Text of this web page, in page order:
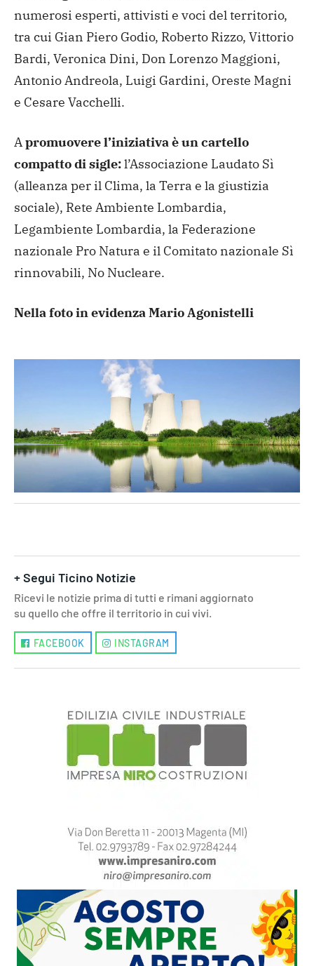
numerosi esperti, attivisti e voci del territorio,
tra cui Gian Piero Godio, Roberto Rizzo, Vittorio
Bardi, Veronica Dini, Don Lorenzo Maggioni,
Antonio Andreola, Luigi Gardini, Oreste Magni
e Cesare Vacchelli.
Apromuovere l’iniziativa è un cartello
compatto di sigle:l’Associazione Laudato Sì
(alleanza per il Clima, la Terra e la giustizia
sociale), Rete Ambiente Lombardia,
Legambiente Lombardia, la Federazione
nazionale Pro Natura e il Comitato nazionale Sì
rinnovabili, No Nucleare.
Nella foto in evidenza Mario Agonistelli
+ Segui Ticino Notizie
Ricevi le notizie prima di tutti e rimani aggiornato
su quello che offre il territorio in cui vivi.
FACEBOOK INSTAGRAM